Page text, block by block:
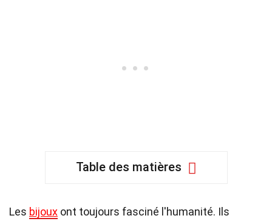
Table des matières
Les bijoux ont toujours fasciné l'humanité. Ils